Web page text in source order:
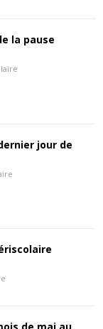
la pause
jour de